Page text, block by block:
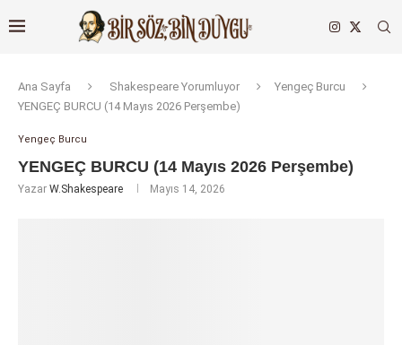
Ana Sayfa Shakespeare Yorumluyor
Yengeç Burcu
YENGEÇ BURCU (14 Mayıs 2026 Perşembe)
Yengeç Burcu
YENGEÇ BURCU (14 Mayıs 2026 Perşembe)
Yazar W.Shakespeare Mayıs 14, 2026